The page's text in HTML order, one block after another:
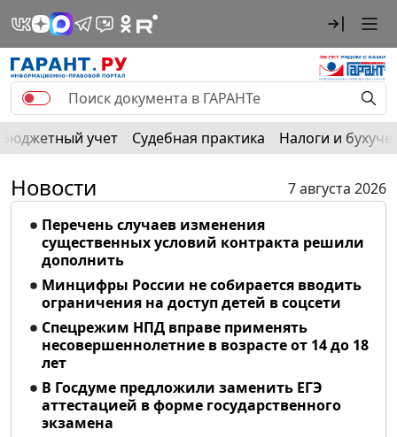
Бюджетный учет Судебная практика Налоги и
Новости
7 августа 2026
Перечень случаев изменения
существенных условий контракта решили
дополнить
Минцифры России не собирается вводить
ограничения на доступ детей в соцсети
Спецрежим НПД вправе применять
несовершеннолетние в возрасте от 14 до 18
лет
В Госдуме предложили заменить ЕГЭ
аттестацией в форме государственного
экзамена